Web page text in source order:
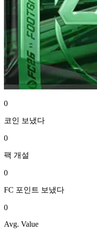
0
코인 보냈다
0
팩 개설
0
FC 포인트 보냈다
0
Avg. Value